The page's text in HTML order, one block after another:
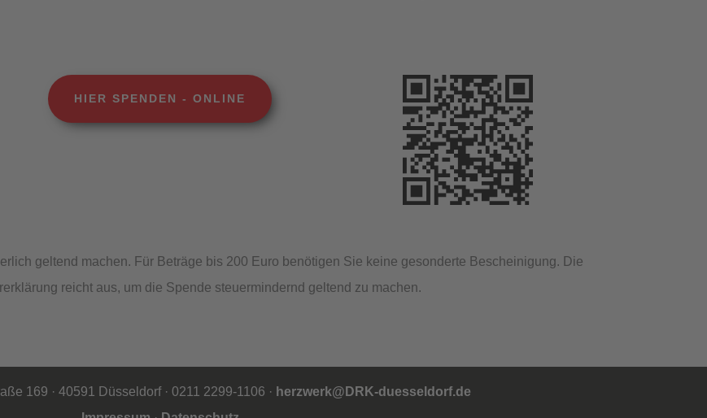
HIER SPENDEN - ONLINE
geltend machen. Für Beträge bis 200 Euro benötigen Sie keine gesonderte Bescheinigung. Die
reicht aus, um die Spende steuermindernd geltend zu machen.
169 · 40591 Düsseldorf · 0211 2299-1106 · herzwerk@DRK-duesseldorf.de